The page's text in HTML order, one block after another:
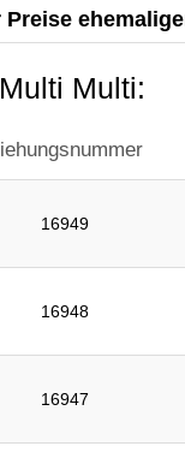
Multi:
16949
16948
16947